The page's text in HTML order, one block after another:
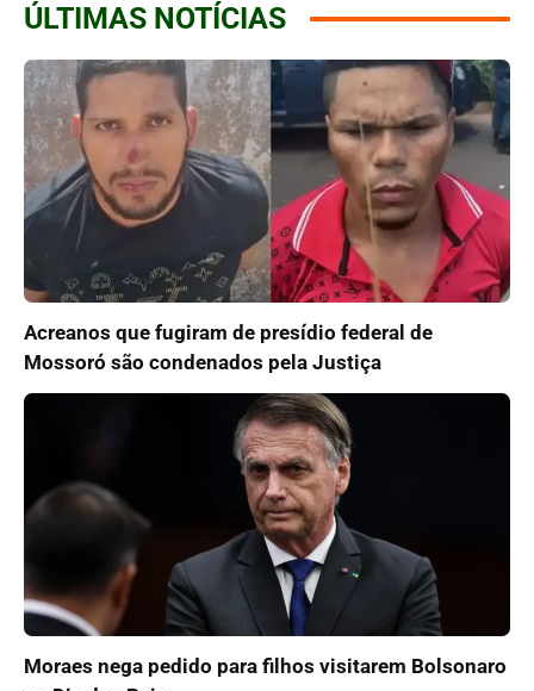
ÚLTIMAS NOTÍCIAS
Acreanos que fugiram de presídio federal de
Mossoró são condenados pela Justiça
Moraes nega pedido para filhos visitarem Bolsonaro